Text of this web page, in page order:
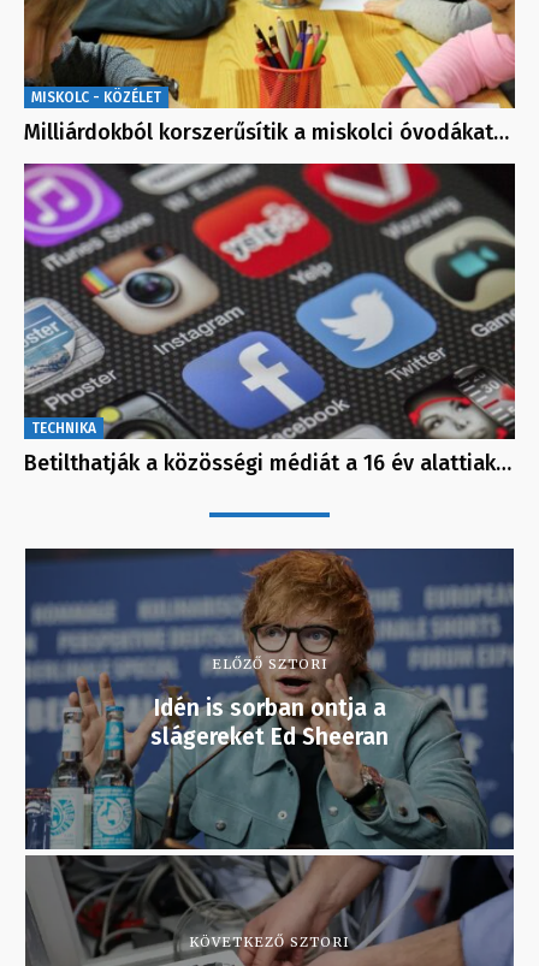
MISKOLC - KÖZÉLET
Milliárdokból korszerűsítik a miskolci óvodákat…
TECHNIKA
Betilthatják a közösségi médiát a 16 év alattiak…
ELŐZŐ SZTORI
Idén is sorban ontja a
slágereket Ed Sheeran
KÖVETKEZŐ SZTORI